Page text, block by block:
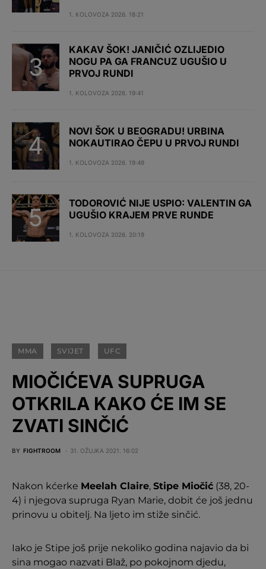
1. KOLOVOZA 2026. 18:21
KAKAV ŠOK! JANIČIĆ OZLIJEDIO
NOGU PA GA FRANCUZ UGUŠIO U
PRVOJ RUNDI
1. KOLOVOZA 2026. 19:41
NOVI ŠOK U BEOGRADU! URBINA
NOKAUTIRAO ČEPU U PRVOJ RUNDI
1. KOLOVOZA 2026. 19:49
TODOROVIĆ NIJE USPIO: VALENTIN GA
UGUŠIO KRAJEM PRVE RUNDE
1. KOLOVOZA 2026. 20:19
MMA SVIJET UFC
MIOČIĆEVA SUPRUGA
OTKRILA KAKO ĆE IM SE
ZVATI SINČIĆ
BY FIGHTROOM 31. OŽUJKA 2021. 16:02
Nakon kćerke Meelah Claire, Stipe Miočić (38, 20-
4) i njegova supruga Ryan Marie, dobit će još jednu
prinovu u obitelj. Na ljeto im stiže sinčić.
Iako je Stipe još prije nekoliko godina najavio da bi
sina mogao nazvati Blaž, po pokojnom djedu,